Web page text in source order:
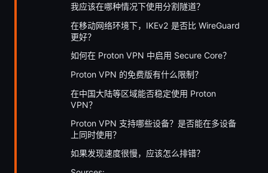
我应该在哪种情况下使用分割隧道？
在移动网络环境下，IKEv2 是否比 WireGuard
更好？
如何在 Proton VPN 中启用 Secure Core？
Proton VPN 的免费版有什么限制？
在中国大陆等区域能否稳定使用 Proton
VPN？
Proton VPN 支持哪些设备？是否能在多设备
上同时使用？
如果发现速度很慢，应该怎么排错？